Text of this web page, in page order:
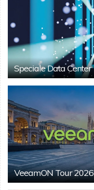
Speciale Data Center
VeeamON Tour 2026